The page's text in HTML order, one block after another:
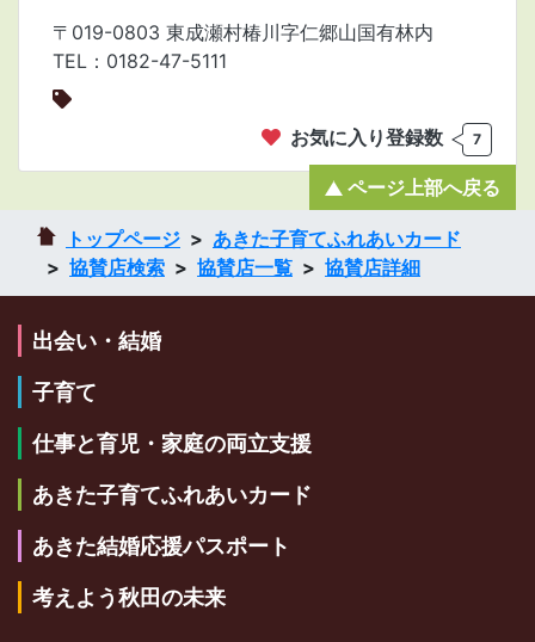
〒019-0803 東成瀬村椿川字仁郷山国有林内
TEL：0182-47-5111
お気に入り登録数 7
トップページ
あきた子育てふれあいカード
協賛店検索
協賛店一覧 協賛店詳細
ページ上部へ戻る
出会い・結婚
子育て
仕事と育児・家庭の両立支援
あきた子育てふれあいカード
あきた結婚応援パスポート
考えよう秋田の未来